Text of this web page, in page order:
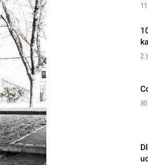
2